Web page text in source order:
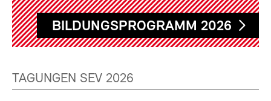
BILDUNGSPROGRAMM 2026
TAGUNGEN SEV 2026